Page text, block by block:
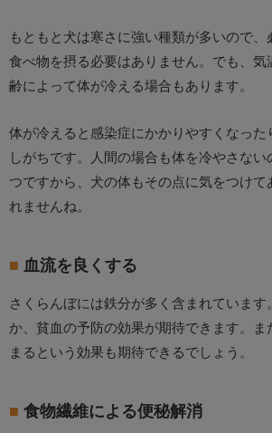
もともと犬は寒さに強い種類が多いので
食べ物を摂る必要はありません。でも、気
齢によって体が冷える場合もあります。
体が冷えると感染症にかかりやすくなった
しがちです。人間の場合も体を冷やさな
つですから、犬の体もその点に気をつけて
れませんね。
血流を良くする
さくらんぼには鉄分が多く含まれています
か、貧血の予防の効果が期待できます。
まるという効果も期待できるでしょう。
食物繊維による便秘解消